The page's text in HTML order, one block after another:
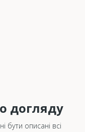
догляду
бути описані всі